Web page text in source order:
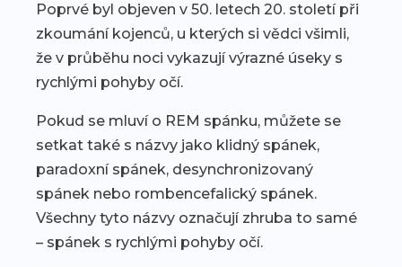
Poprvé byl objeven v 50. letech 20. století při
zkoumání kojenců, u kterých si vědci všimli,
že v průběhu noci vykazují výrazné úseky s
rychlými pohyby očí.
Pokud se mluví o REM spánku, můžete se
setkat také s názvy jako klidný spánek,
paradoxní spánek, desynchronizovaný
spánek nebo rombencefalický spánek.
Všechny tyto názvy označují zhruba to samé
– spánek s rychlými pohyby očí.